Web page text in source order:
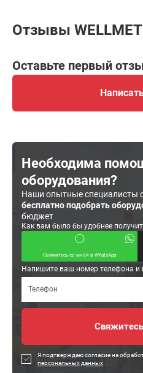
Отзывы
Оставьте первый
Необходима
оборудования?
Наши опытные специалисты
бесплатно подобрать
бюджет
Как вам было бы удобнее
Свяжитесь со мной в WhatsApp
Напишите ваш номер телефона
Я подтверждаю согласие на
персональных данных